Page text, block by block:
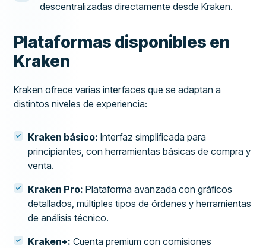
descentralizadas directamente desde Kraken.
Plataformas disponibles en
Kraken
Kraken ofrece varias interfaces que se adaptan a
distintos niveles de experiencia:
Kraken básico: Interfaz simplificada para
principiantes, con herramientas básicas de compra y
venta.
Kraken Pro: Plataforma avanzada con gráficos
detallados, múltiples tipos de órdenes y herramientas
de análisis técnico.
Kraken+: Cuenta premium con comisiones